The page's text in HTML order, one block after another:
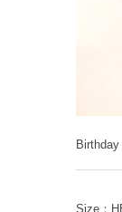
Birthday
Size：